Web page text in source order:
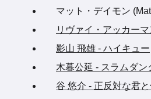
マット・デイモン
リヴァイ・アッカー
影山 飛雄 - ハイキュー
木暮公延 - スラムダン
谷 悠介 - 正反対な君